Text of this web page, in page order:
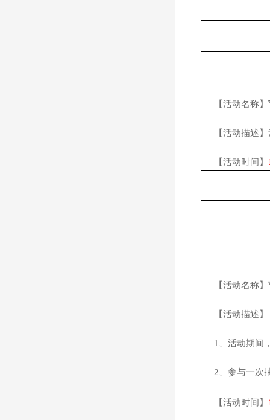
【活动名称】
【活动描述
【活动时间】
【活动名称】
【活动描述】
1 、活动期
2 、参与一次
【活动时间】